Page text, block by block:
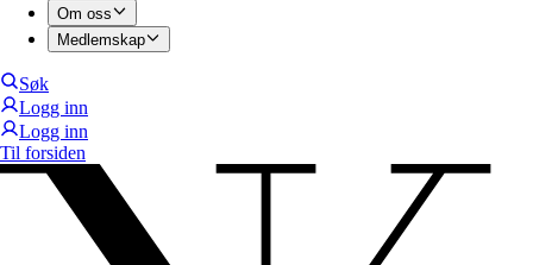
Om oss
Medlemskap
Søk
Logg inn
Logg inn
Til forsiden